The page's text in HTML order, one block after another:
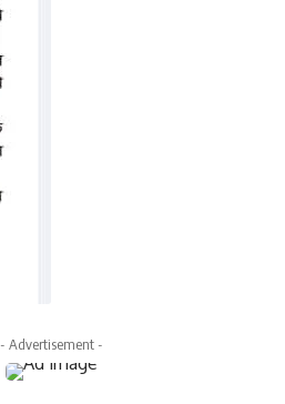
- Advertisement -